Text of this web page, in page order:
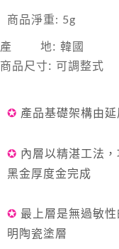
全家取貨付款
付款後全家取貨
付款後萊爾富取貨
7-11取貨付款
每筆NT$85，滿
每筆NT$85，滿
宅配
商品淨重: 5g
產 地: 韓國
商品尺寸: 可調整式
✪ 產品基礎架構由
✪ 內層以精湛工法，
黑金厚度金完成
✪ 最上層是無過敏
明陶瓷塗層